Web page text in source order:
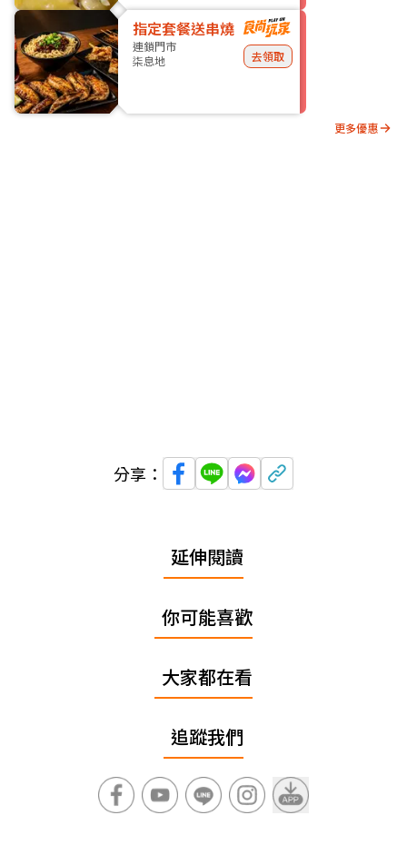
指定套餐送串燒
連鎖門市
柒息地
去領取
更多優惠
分享：
延伸閱讀
你可能喜歡
大家都在看
追蹤我們